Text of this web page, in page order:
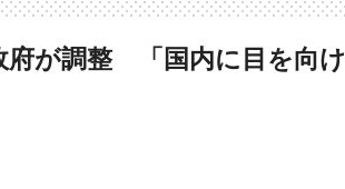
府が調整 「国内に目を向け